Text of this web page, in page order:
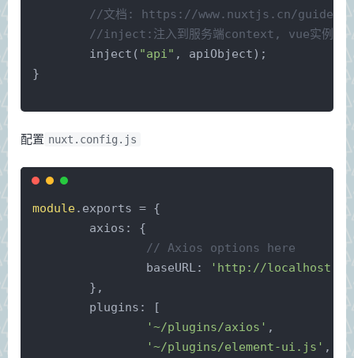
//文档: https://www.nuxtjs.cn/guide/
//inject:注入到服务端context, vue实例,
	inject(
"api" , apiObject);
}
配置 nuxt.config.js
module.exports = {
axios : {
// Axios options here
baseURL:
'http://
	},
plugins : [
'~/plugins/axios' ,
'~/plugins/element-ui.js' ,